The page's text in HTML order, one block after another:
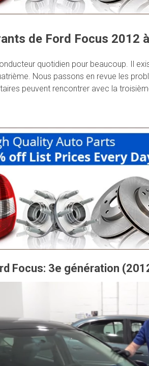
de Ford Focus 2012
quotidien pour beaucoup. Il
Nous passons en revue les
peuvent rencontrer avec la
Focus: 3e génération